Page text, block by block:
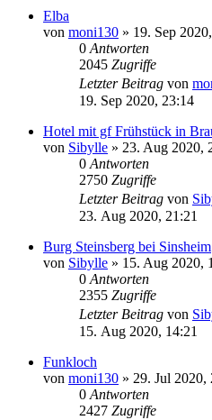
Elba
von moni130 » 19. Sep
0 Antworten
2045 Zugriffe
Letzter Beitrag von
19. Sep 2020, 23:14
Hotel mit gf Frühstück in
von Sibylle » 23. Aug 2020,
0 Antworten
2750 Zugriffe
Letzter Beitrag von
23. Aug 2020, 21:21
Burg Steinsberg bei Sinsheim
von Sibylle » 15. Aug 2020,
0 Antworten
2355 Zugriffe
Letzter Beitrag von
15. Aug 2020, 14:21
Funkloch
von moni130 » 29. Jul 2020,
0 Antworten
2427 Zugriffe